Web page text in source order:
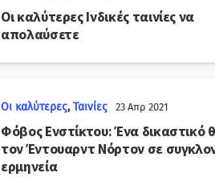
Οι καλύτερες Ινδικές ταινίες να
απολαύσετε
Οι καλύτερες,Ταινίες 23 Απρ 2021
Φόβος Ενστίκτου: Ένα δικαστικό
τον Έντουαρντ Νόρτον σε
ερμηνεία